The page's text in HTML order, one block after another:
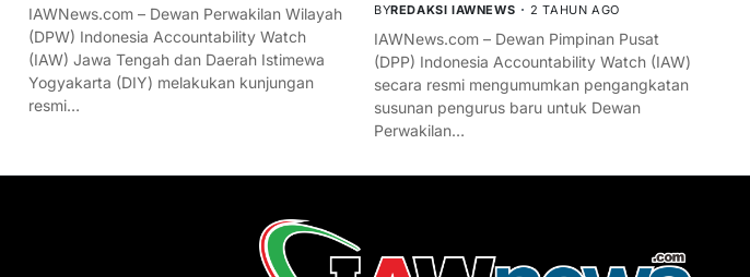
IAWNews.com – Dewan Perwakilan Wilayah
(DPW) Indonesia Accountability Watch
(IAW) Jawa Tengah dan Daerah Istimewa
Yogyakarta (DIY) melakukan kunjungan
resmi…
BYREDAKSI IAWNEWS 2 TAHUN AGO
IAWNews.com – Dewan Pimpinan Pusat
(DPP) Indonesia Accountability Watch (IAW)
secara resmi mengumumkan pengangkatan
susunan pengurus baru untuk Dewan
Perwakilan…